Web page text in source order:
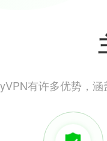
有许多优势，